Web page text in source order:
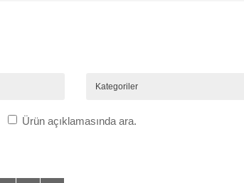
Ürün açıklamasında ara.